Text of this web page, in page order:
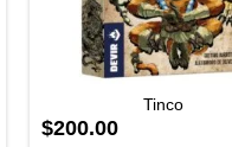
Tinco
$200.00